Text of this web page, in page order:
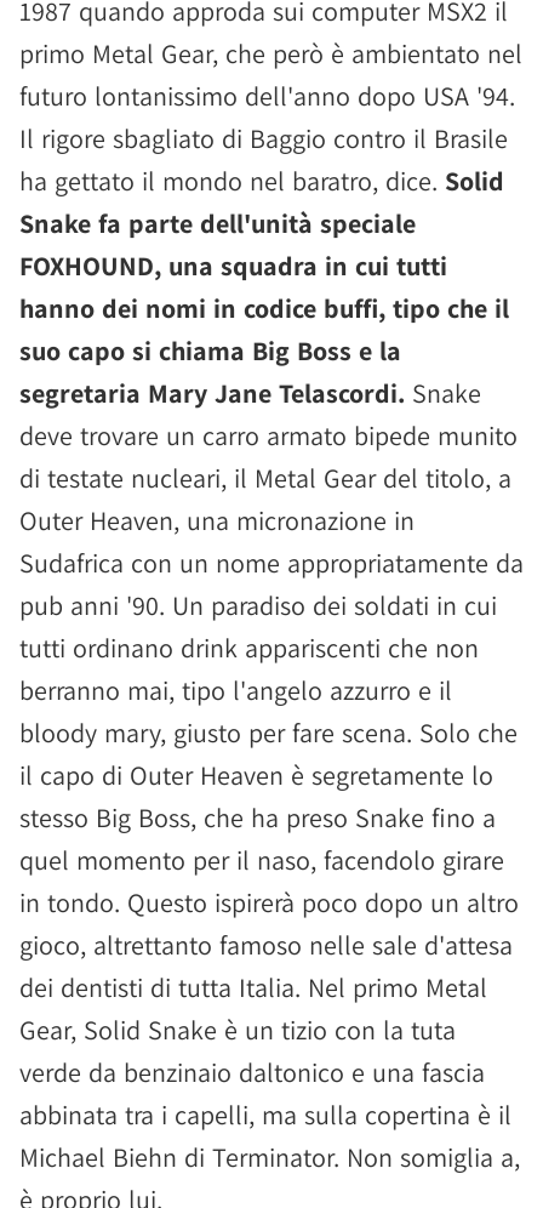
1987 quando approda sui computer MSX2 il
primo Metal Gear, che però è ambientato nel
futuro lontanissimo dell'anno dopo USA '94.
Il rigore sbagliato di Baggio contro il Brasile
ha gettato il mondo nel baratro, dice. Solid
Snake fa parte dell'unità speciale
FOXHOUND, una squadra in cui tutti
hanno dei nomi in codice buffi, tipo che il
suo capo si chiama Big Boss e la
segretaria Mary Jane Telascordi. Snake
deve trovare un carro armato bipede munito
di testate nucleari, il Metal Gear del titolo, a
Outer Heaven, una micronazione in
Sudafrica con un nome appropriatamente da
pub anni '90. Un paradiso dei soldati in cui
tutti ordinano drink appariscenti che non
berranno mai, tipo l'angelo azzurro e il
bloody mary, giusto per fare scena. Solo che
il capo di Outer Heaven è segretamente lo
stesso Big Boss, che ha preso Snake fino a
quel momento per il naso, facendolo girare
in tondo. Questo ispirerà poco dopo un altro
gioco, altrettanto famoso nelle sale d'attesa
dei dentisti di tutta Italia. Nel primo Metal
Gear, Solid Snake è un tizio con la tuta
verde da benzinaio daltonico e una fascia
abbinata tra i capelli, ma sulla copertina è il
Michael Biehn di Terminator. Non somiglia a,
è proprio lui.